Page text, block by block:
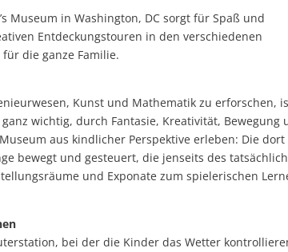
Museum in Washington, DC sorgt für Spaß und
Entdeckungstouren in den verschiedenen
die ganze Familie.
Kunst und Mathematik zu erforschen,
wichtig, durch Fantasie, Kreativität, Bewegung
aus kindlicher Perspektive erleben: Die dort
bewegt und gesteuert, die jenseits des
und Exponate zum spielerischen
bei der die Kinder das Wetter